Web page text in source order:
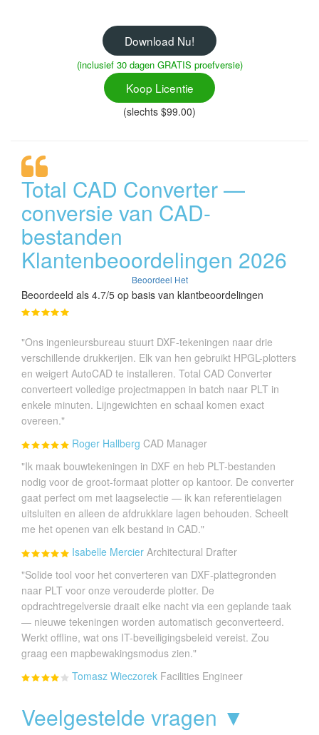
Download Nu!
(inclusief 30 dagen GRATIS proefversie)
Koop Licentie
(slechts $99.00)
Total CAD Converter —
conversie van CAD-
bestanden
Klantenbeoordelingen 2026
Beoordeel Het
Beoordeeld als 4.7/5 op basis van klantbeoordelingen
"Ons ingenieursbureau stuurt DXF-tekeningen naar drie
verschillende drukkerijen. Elk van hen gebruikt HPGL-plotters
en weigert AutoCAD te installeren. Total CAD Converter
converteert volledige projectmappen in batch naar PLT in
enkele minuten. Lijngewichten en schaal komen exact
overeen."
Roger Hallberg CAD Manager
"Ik maak bouwtekeningen in DXF en heb PLT-bestanden
nodig voor de groot-formaat plotter op kantoor. De converter
gaat perfect om met laagselectie — ik kan referentielagen
uitsluiten en alleen de afdrukklare lagen behouden. Scheelt
me het openen van elk bestand in CAD."
Isabelle Mercier Architectural Drafter
"Solide tool voor het converteren van DXF-plattegronden
naar PLT voor onze verouderde plotter. De
opdrachtregelversie draait elke nacht via een geplande taak
— nieuwe tekeningen worden automatisch geconverteerd.
Werkt offline, wat ons IT-beveiligingsbeleid vereist. Zou
graag een mapbewakingsmodus zien."
Tomasz Wieczorek Facilities Engineer
Veelgestelde vragen ▼